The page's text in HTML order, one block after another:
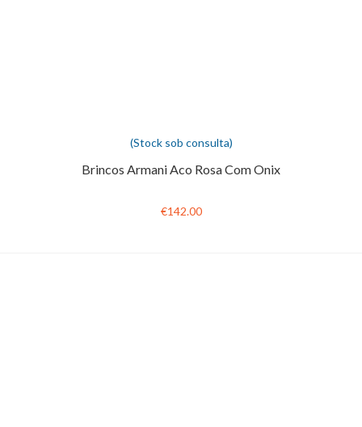
(Stock sob consulta)
Brincos Armani Aco Rosa Com Onix
€142.00